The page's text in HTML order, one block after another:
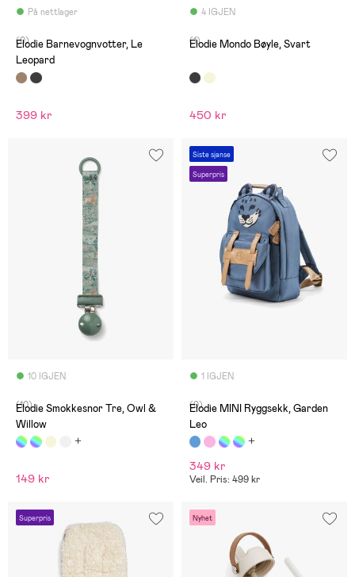
På nettlager
(0)
Elodie Barnevognvotter, Le
Leopard
399 kr
4 IGJEN
(1)
Elodie Mondo Bøyle, Svart
450 kr
10 IGJEN
(10)
Elodie Smokkesnor Tre, Owl &
Willow
149 kr
Siste sjanse
Superpris
1 IGJEN
(0)
Elodie MINI Ryggsekk, Garden
Leo
349 kr
Veil. Pris: 499 kr
Superpris Nyhet